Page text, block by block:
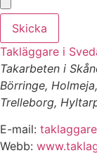
Skicka
Takläggare i
Takarbeten i
Börringe,
Trelleborg,
E-mail:
Webb: